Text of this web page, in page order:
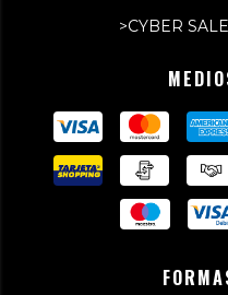
>CYBER